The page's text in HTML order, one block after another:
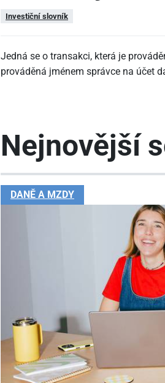
Investiční slovník
Jedná se o transakci, která je
prováděná jménem správce na účet
Nejnovější
DANĚ A MZDY